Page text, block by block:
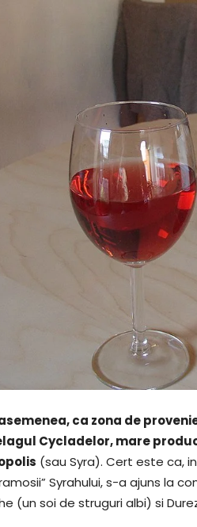
ca zona de
Cycladelor, mare
(sau Syra). Cert este ca,
Syrahului, s-a ajuns la
(un soi de struguri albi) si